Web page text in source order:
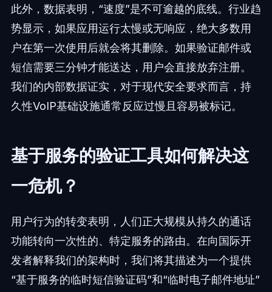
此外，数据表明，“速度”是不可逾越的底线。行业趋
势显示，如果应用运行太慢或无响应，绝大多数用
户在第一次使用后就会将其删除。如果验证邮件或
短信需要三分钟才能送达，用户会直接放弃注册。
我们的内部数据证实，对于现代安全要求而言，持
久性VoIP基础设施通常反应过慢且容易被标记。
基于服务的验证工具如何解决这
一危机？
用户行为的转变表明，人们正大规模从持久的通话
功能转向一次性的、特定服务的路由。在向国际开
发者解释我们的架构时，我们将其描述为一个提供
“基于服务的临时短信验证码”和“临时电子邮件地址”